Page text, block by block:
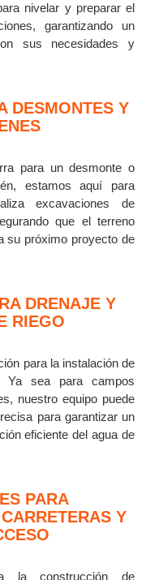
nivelar y preparar el
garantizando un
sus necesidades y
DESMONTES Y
para un desmonte o
estamos aquí para
excavaciones de
que el terreno
su próximo proyecto de
DRENAJE Y
RIEGO
para la instalación de
Ya sea para campos
nuestro equipo puede
para garantizar un
eficiente del agua de
PARA
Y
la construcción de